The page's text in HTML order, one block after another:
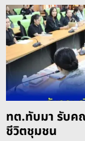
ทต.ทับมา รับ
ชีวิตชุมชน